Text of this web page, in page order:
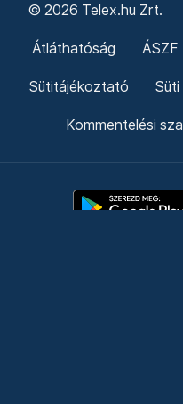
© 2026 Telex.hu Zrt.
Átláthatóság ÁSZF
Sütitájékoztató
Kommentelési